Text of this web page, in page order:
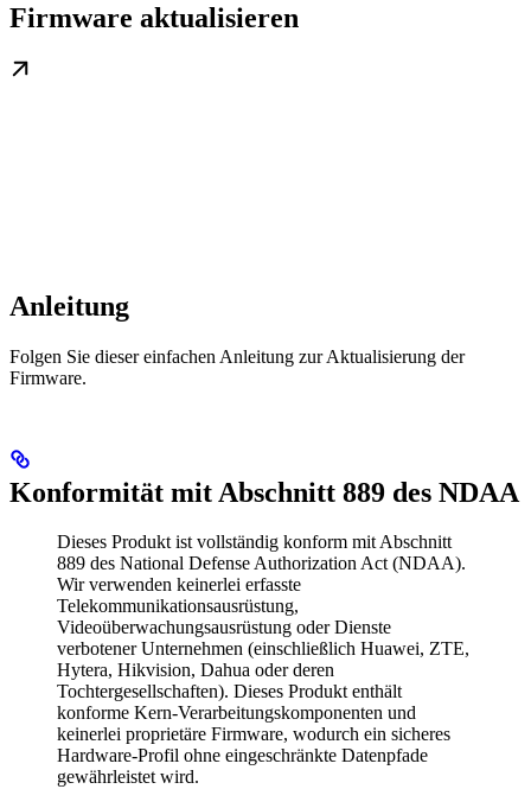
Firmware aktualisieren
Anleitung
Folgen Sie dieser einfachen Anleitung zur Aktualisierung der
Firmware.
Konformität mit Abschnitt 889 des NDAA
Dieses Produkt ist vollständig konform mit Abschnitt
889 des National Defense Authorization Act (NDAA).
Wir verwenden keinerlei erfasste
Telekommunikationsausrüstung,
Videoüberwachungsausrüstung oder Dienste
verbotener Unternehmen (einschließlich Huawei, ZTE,
Hytera, Hikvision, Dahua oder deren
Tochtergesellschaften). Dieses Produkt enthält
konforme Kern-Verarbeitungskomponenten und
keinerlei proprietäre Firmware, wodurch ein sicheres
Hardware-Profil ohne eingeschränkte Datenpfade
gewährleistet wird.